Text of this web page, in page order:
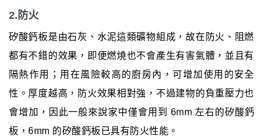
2.防火
矽酸鈣板是由石灰、水泥這類礦物組成，故在防火、阻燃
都有不錯的效果，即便燃燒也不會產生有害氣體，並且有
隔熱作用；用在風險較高的廚房內，可增加使用的安全
性。厚度越高，防火效果相對強，不過建物的負重壓力也
會增加，因此一般來說家中僅會用到 6mm 左右的矽酸鈣
板，6mm 的矽酸鈣板已具有防火性能。